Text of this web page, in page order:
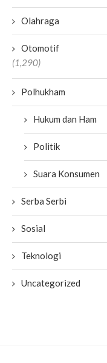
Olahraga
Otomotif
(1,290)
Polhukham
Hukum dan Ham
Politik
Suara Konsumen
Serba Serbi
Sosial
Teknologi
Uncategorized